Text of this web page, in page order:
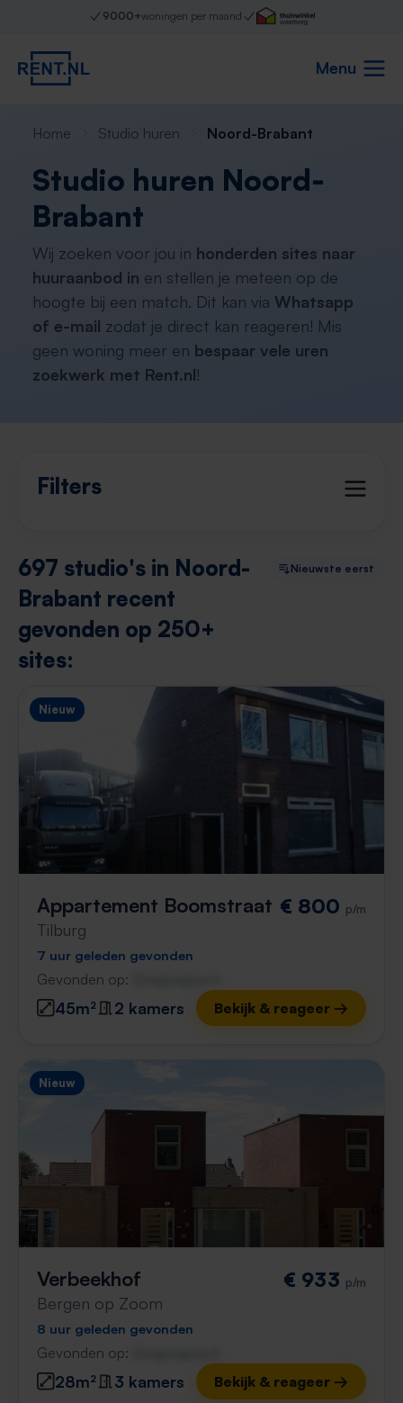
9000+woningen per maand
Menu
Home Studio huren Noord-Brabant
Studio huren Noord-
Brabant
Wij zoeken voor jou in honderden sites naar
huuraanbod in en stellen je meteen op de
hoogte bij een match. Dit kan via Whatsapp
of e-mail zodat je direct kan reageren! Mis
geen woning meer en bespaar vele uren
zoekwerk met Rent.nl!
Filters
697 studio's in Noord-
Brabant recent
gevonden op 250+
sites:
Nieuwste eerst
Nieuw
Appartement Boomstraat
Tilburg
€ 800 p/m
7 uur geleden gevonden
Gevonden op:
45m² 2 kamers Bekijk & reageer →
Nieuw
Verbeekhof
Bergen op Zoom
€ 933 p/m
8 uur geleden gevonden
Gevonden op:
28m² 3 kamers Bekijk & reageer →